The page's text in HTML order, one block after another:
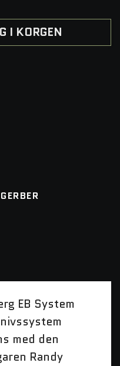
I KORGEN
EB System
med den
Randy